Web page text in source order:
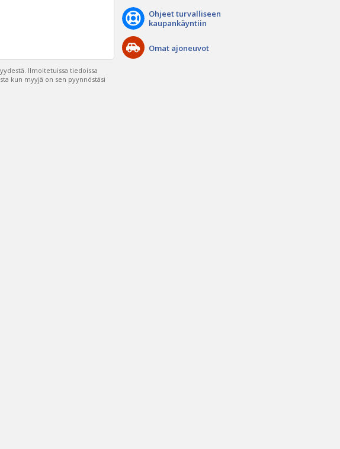
Ilmoitetuissa tiedoissa
kun myyjä on sen pyynnöstäsi
Ohjeet turvalliseen
kaupankäyntiin
Omat ajoneuvot